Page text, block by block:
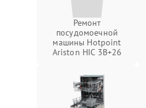
Ремонт
посудомоечной
машины Hotpoint
Ariston HIC 3B+26